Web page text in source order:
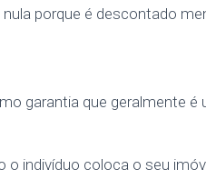
porque é descontado
garantia que geralmente é
o indivíduo coloca o seu